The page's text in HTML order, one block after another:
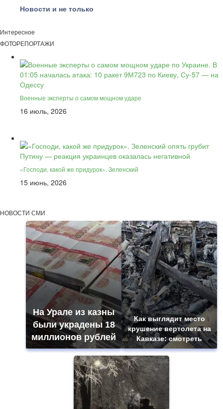
Новости и не только
Интересное
ФОТОРЕПОРТАЖИ
Военные эксперты о самом мощном ударе
16 июль, 2026
«Господи, какой же придурок». Зеленский
15 июнь, 2026
НОВОСТИ СМИ
На Урале из казны
были украдены 18
миллионов рублей
Как выглядит место
крушение вертолета на
Кавказе: смотреть